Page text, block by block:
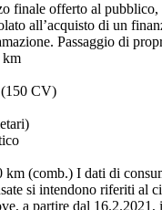
finale offerto al
all’acquisto di un
Passaggio di
km
CV)
km (comb.) I dati di
si intendono riferiti al
a partire dal